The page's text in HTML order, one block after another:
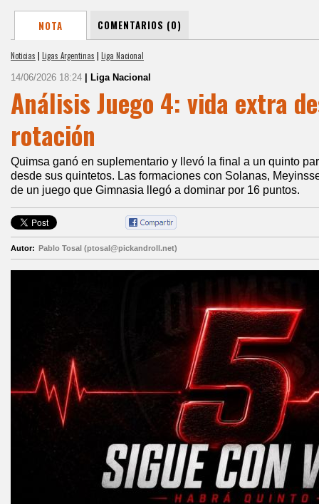
NOTA COMENTARIOS (0)
Noticias | Ligas Argentinas | Liga Nacional
14/06/2026 18:24 | Liga Nacional
Análisis Juego 4: vida extra
rotación
Quimsa ganó en suplementario y llevó la final a un quinto
desde sus quintetos. Las formaciones con Solanas,
de un juego que Gimnasia llegó a dominar por 16 puntos.
Autor: Pablo Tosal (ptosal@pickandroll.net)